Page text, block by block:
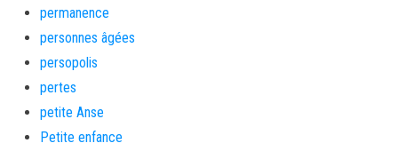
permanence
personnes âgées
persopolis
pertes
petite Anse
Petite enfance